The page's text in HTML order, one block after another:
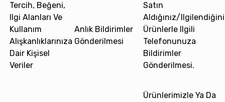
Tercih, Beğeni,
Ilgi Alanları Ve
Kullanım
Alışkanlıklarınıza
Dair Kişisel
Veriler
Anlık Bildirimler
Gönderilmesi
Satın
Aldığınız/
Ürünlerle Ilgili
Telefonunuza
Bildirimler
Gönderilmesi.
Ürünlerimizle Ya Da